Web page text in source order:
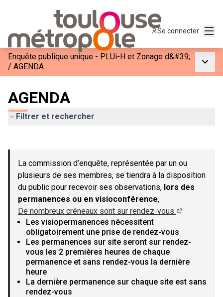
Se connecter
Enquête publique unique - PLUi-H et Zonage d&#39;Assainissement de Toulouse Métropole
/ AGENDA
AGENDA
Filtrer et rechercher
−
La commission d’enquête, représentée par un ou
plusieurs de ses membres, se tiendra à la disposition
du public pour recevoir ses observations, lors des
permanences ou en visioconférence,
De nombreux créneaux sont sur rendez-vous.
Les visiopermanences nécessitent
obligatoirement une prise de rendez-vous
Les permanences sur site seront sur rendez-
vous les 2 premières heures de chaque
permanence et sans rendez-vous la dernière
heure
La dernière permanence sur chaque site est sans
rendez-vous